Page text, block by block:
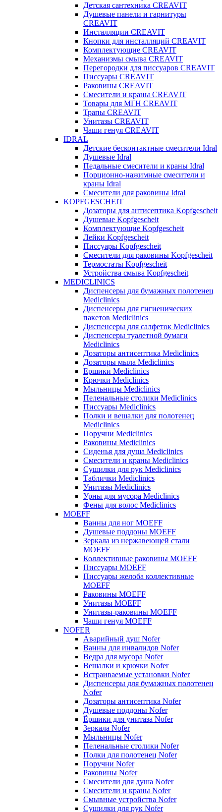
Детская сантехника CREAVIT
Душевые панели и гарнитуры
CREAVIT
Инсталляции CREAVIT
Кнопки для инсталляций CREAVIT
Комплектующие CREAVIT
Механизмы смыва CREAVIT
Перегородки для писсуаров CREAVIT
Писсуары CREAVIT
Раковины CREAVIT
Смесители и краны CREAVIT
Товары для МГН CREAVIT
Трапы CREAVIT
Унитазы CREAVIT
Чаши генуя CREAVIT
IDRAL
Детские бесконтактные смесители Idral
Душевые Idral
Педальные смесители и краны Idral
Порционно-нажимные смесители и
краны Idral
Смеcители для раковины Idral
KOPFGESCHEIT
Дозаторы для антисептика Kopfgescheit
Душевые Kopfgescheit
Комплектующие Kopfgescheit
Лейки Kopfgescheit
Писсуары Kopfgescheit
Смесители для раковины Kopfgescheit
Термостаты Kopfgescheit
Устройства смыва Kopfgescheit
MEDICLINICS
Диспенсеры для бумажных полотенец
Mediclinics
Диспенсеры для гигиенических
пакетов Mediclinics
Диспенсеры для салфеток Mediclinics
Диспенсеры туалетной бумаги
Mediclinics
Дозаторы антисептика Mediclinics
Дозаторы мыла Mediclinics
Ершики Mediclinics
Крючки Mediclinics
Мыльницы Mediclinics
Пеленальные столики Mediclinics
Писсуары Mediclinics
Полки и вешалки для полотенец
Mediclinics
Поручни Mediclinics
Раковины Mediclinics
Сиденья для душа Mediclinics
Смесители и краны Mediclinics
Сушилки для рук Mediclinics
Таблички Mediclinics
Унитазы Mediclinics
Урны для мусора Mediclinics
Фены для волос Mediclinics
MOEFF
Ванны для ног MOEFF
Душевые поддоны MOEFF
Зеркала из нержавеющей стали
MOEFF
Коллективные раковины MOEFF
Писсуары MOEFF
Писсуары желоба коллективные
MOEFF
Раковины MOEFF
Унитазы MOEFF
Унитазы-раковины MOEFF
Чаши генуя MOEFF
NOFER
Аварийный душ Nofer
Ванны для инвалидов Nofer
Ведра для мусора Nofer
Вешалки и крючки Nofer
Встраиваемые установки Nofer
Диспенсеры для бумажных полотенец
Nofer
Дозаторы антисептика Nofer
Душевые поддоны Nofer
Ёршики для унитаза Nofer
Зеркала Nofer
Мыльницы Nofer
Пеленальные столики Nofer
Полки для полотенец Nofer
Поручни Nofer
Раковины Nofer
Смесители для душа Nofer
Смесители и краны Nofer
Смывные устройства Nofer
Сушилки для рук Nofer